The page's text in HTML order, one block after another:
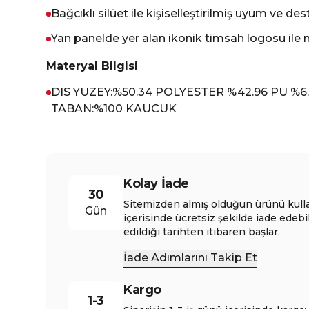
Bağcıklı silüet ile kişiselleştirilmiş uyum ve
Yan panelde yer alan ikonik timsah logosu
Materyal Bilgisi
DIS YUZEY:%50.34 POLYESTER %42.96 PU
TABAN:%100 KAUCUK
30
Gün
Kolay İade
Sitemizden almış olduğun ürünü
içerisinde ücretsiz şekilde iade
edildiği tarihten itibaren başlar.
İade Adımlarını Takip Et
1-3
Kargo